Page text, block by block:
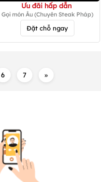
Ưu đãi hấp dẫn
Gọi món Âu (Chuyên Steak Pháp)
Đặt chỗ ngay
6 7 »